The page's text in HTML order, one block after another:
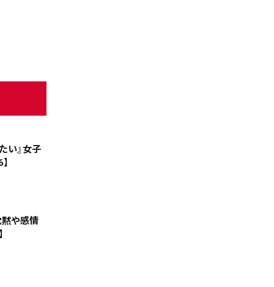
い』女子
や感情